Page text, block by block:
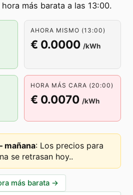
más barata a las 13:00.
AHORA MISMO (13:00)
€ 0.0000 /kWh
HORA MÁS CARA (20:00)
€ 0.0070 /kWh
mañana: Los precios para
se retrasan hoy..
más barata →